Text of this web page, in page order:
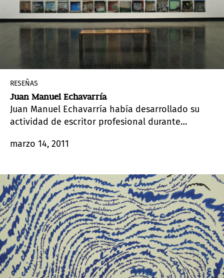
RESEÑAS
Juan Manuel Echavarría
Juan Manuel Echavarría había desarrollado su
actividad de escritor profesional durante
empeños literarios y, gradualmente, volvió su
marzo 14, 2011